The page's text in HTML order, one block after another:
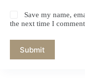
Save my name,
the next time I
Submit